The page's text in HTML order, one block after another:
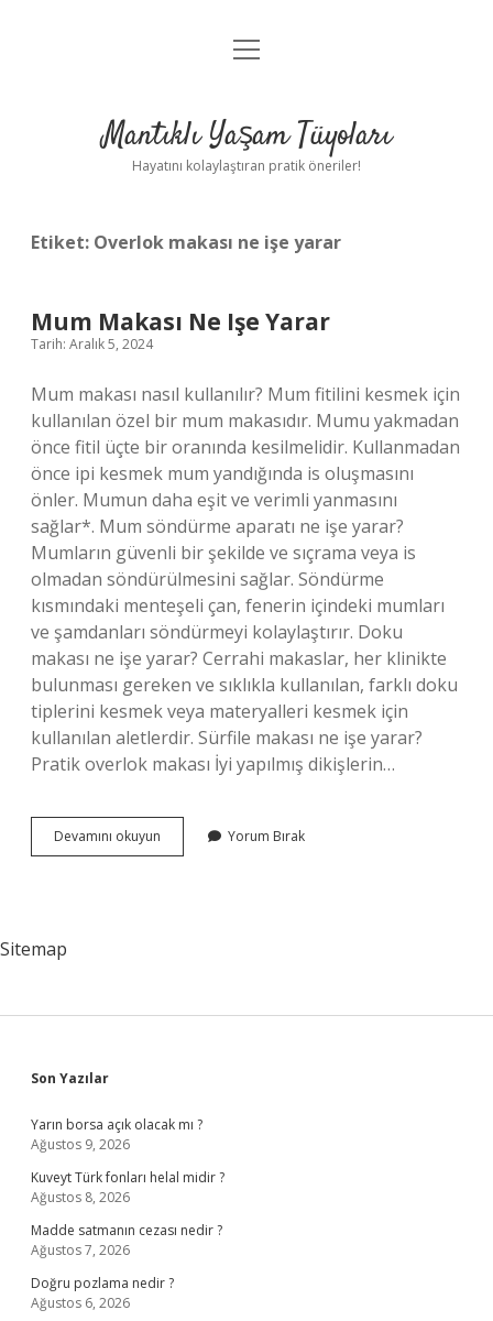
Anasayfa
Yasal Uyarı
menüyü
Mantıklı Yaşam Tüyoları
Hayatını kolaylaştıran pratik öneriler!
Etiket: Overlok makası ne işe yarar
Mum Makası Ne Işe Yarar
Tarih: Aralık 5, 2024
Mum makası nasıl kullanılır? Mum fitilini kesmek için
kullanılan özel bir mum makasıdır. Mumu yakmadan
önce fitil üçte bir oranında kesilmelidir. Kullanmadan
önce ipi kesmek mum yandığında is oluşmasını
önler. Mumun daha eşit ve verimli yanmasını
sağlar*. Mum söndürme aparatı ne işe yarar?
Mumların güvenli bir şekilde ve sıçrama veya is
olmadan söndürülmesini sağlar. Söndürme
kısmındaki menteşeli çan, fenerin içindeki mumları
ve şamdanları söndürmeyi kolaylaştırır. Doku
makası ne işe yarar? Cerrahi makaslar, her klinikte
bulunması gereken ve sıklıkla kullanılan, farklı doku
tiplerini kesmek veya materyalleri kesmek için
kullanılan aletlerdir. Sürfile makası ne işe yarar?
Pratik overlok makası İyi yapılmış dikişlerin…
Devamını okuyun
Makası
Yorum Bırak
Sitemap
Sidebar
Son Yazılar
Yarın borsa açık olacak mı ?
Ağustos 9, 2026
Kuveyt Türk fonları helal midir ?
Ağustos 8, 2026
Madde satmanın cezası nedir ?
Ağustos 7, 2026
Doğru pozlama nedir ?
Ağustos 6, 2026